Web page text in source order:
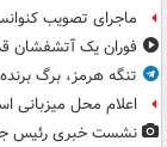
ماجرای تصویب
فوران یک آتشفشان
تنگه هرمز، برگ
اعلام محل میزبانی
نشست خبری رئیس